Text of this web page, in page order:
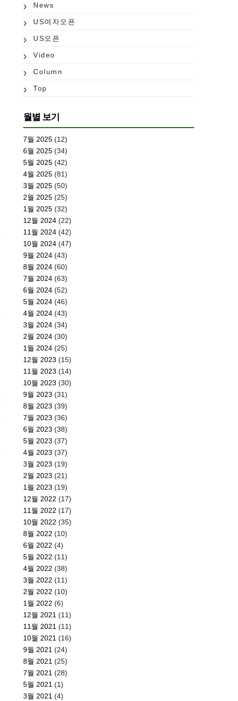
News
US여자오픈
US오픈
Video
Column
Top
월별 보기
7월 2025 (12)
6월 2025 (34)
5월 2025 (42)
4월 2025 (81)
3월 2025 (50)
2월 2025 (25)
1월 2025 (32)
12월 2024 (22)
11월 2024 (42)
10월 2024 (47)
9월 2024 (43)
8월 2024 (60)
7월 2024 (63)
6월 2024 (52)
5월 2024 (46)
4월 2024 (43)
3월 2024 (34)
2월 2024 (30)
1월 2024 (25)
12월 2023 (15)
11월 2023 (14)
10월 2023 (30)
9월 2023 (31)
8월 2023 (39)
7월 2023 (36)
6월 2023 (38)
5월 2023 (37)
4월 2023 (37)
3월 2023 (19)
2월 2023 (21)
1월 2023 (19)
12월 2022 (17)
11월 2022 (17)
10월 2022 (35)
8월 2022 (10)
6월 2022 (4)
5월 2022 (11)
4월 2022 (38)
3월 2022 (11)
2월 2022 (10)
1월 2022 (6)
12월 2021 (11)
11월 2021 (11)
10월 2021 (16)
9월 2021 (24)
8월 2021 (25)
7월 2021 (28)
5월 2021 (1)
3월 2021 (4)